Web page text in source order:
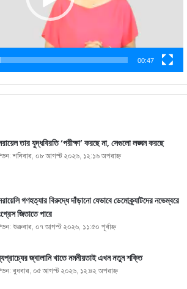
00:47
তার যুদ্ধবিরতি ‘পরীক্ষা’ করছে না, সেগুলো লঙ্ঘন করছে
শনিবার, ০৮ আগস্ট ২০২৬, ১২:১৬ অপরাহ্ণ
গণহত্যার বিরুদ্ধে দাঁড়ানো যেভাবে ডেমোক্র্যাটদের নভেম্বরে
জিতাতে পারে
শুক্রবার, ০৭ আগস্ট ২০২৬, ১১:৫০ পূর্বাহ্ণ
জ্বালানি খাতে নমনীয়তাই এখন নতুন শক্তি
বুধবার, ০৫ আগস্ট ২০২৬, ১২:৪২ অপরাহ্ণ